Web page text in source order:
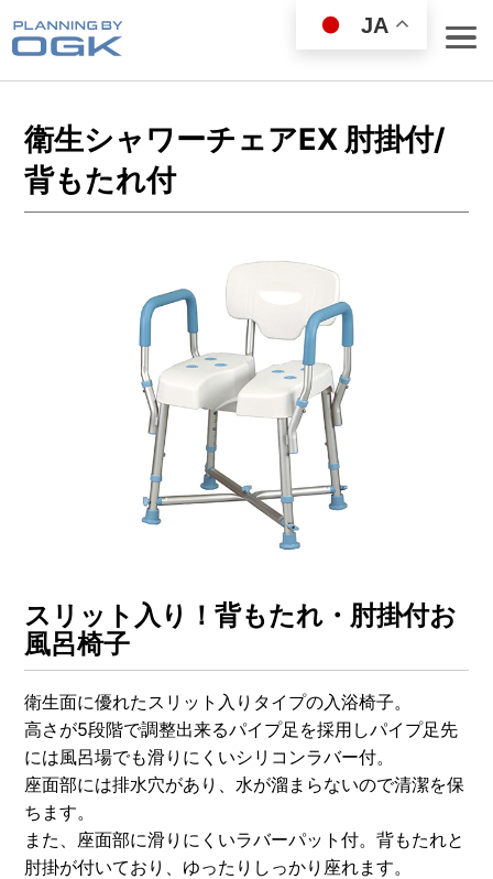
BAG／COOLER
LANDING NET
FISHING GOODS
衛生シャワーチェアEX 肘掛付/
背もたれ付
スリット入り！背もたれ・肘掛付お
風呂椅子
衛生面に優れたスリット入りタイプの入浴椅子。
高さが5段階で調整出来るパイプ足を採用しパイプ足先
には風呂場でも滑りにくいシリコンラバー付。
座面部には排水穴があり、水が溜まらないので清潔を保
ちます。
また、座面部に滑りにくいラバーパット付。背もたれと
肘掛が付いており、ゆったりしっかり座れます。
JA